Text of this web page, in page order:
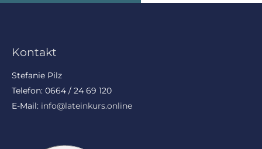
Kontakt
Stefanie Pilz
Telefon: 0664 / 24 69 120
E-Mail: info@lateinkurs.online